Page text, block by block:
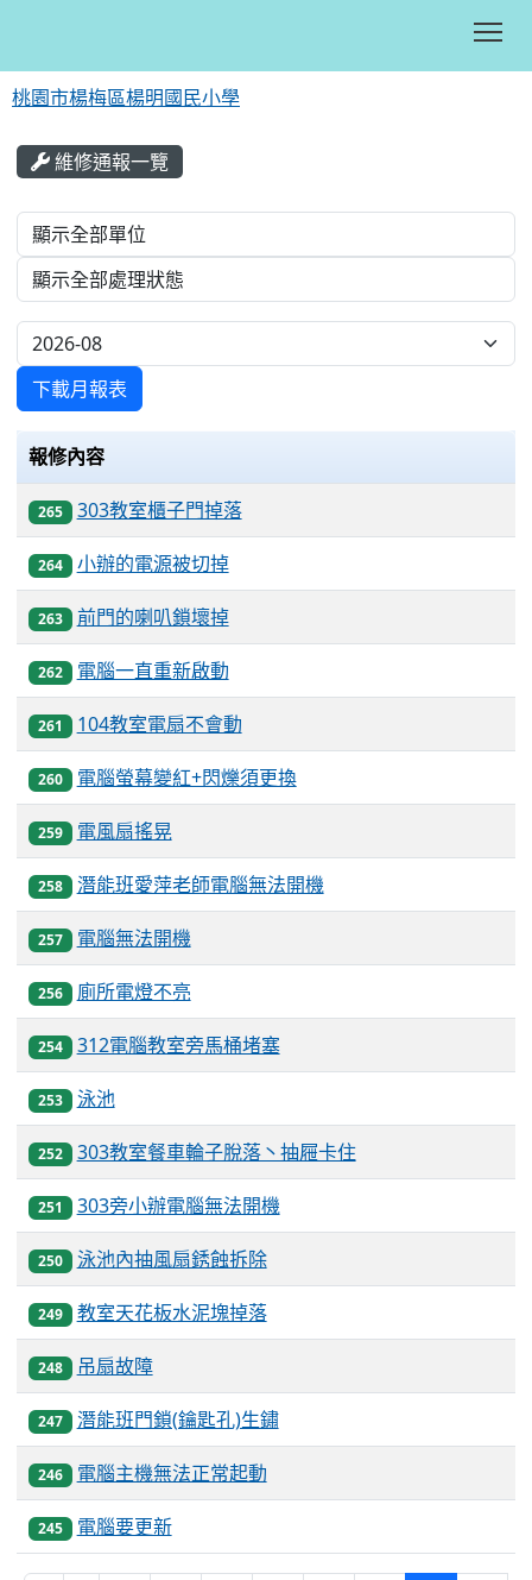
桃園市楊梅區楊明國民小學
維修通報一覽
List Repair
下載月報表
報修內容
265 303教室櫃子門掉落
264 小辦的電源被切掉
263 前門的喇叭鎖壞掉
262 電腦一直重新啟動
261 104教室電扇不會動
260 電腦螢幕變紅+閃爍須更換
259 電風扇搖晃
258 潛能班愛萍老師電腦無法開機
257 電腦無法開機
256 廁所電燈不亮
254 312電腦教室旁馬桶堵塞
253 泳池
252 303教室餐車輪子脫落丶抽屜卡住
251 303旁小辦電腦無法開機
250 泳池內抽風扇銹蝕拆除
249 教室天花板水泥塊掉落
248 吊扇故障
247 潛能班門鎖(鑰匙孔)生鏽
246 電腦主機無法正常起動
245 電腦要更新